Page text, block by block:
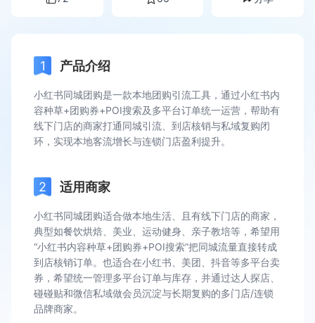
产品介绍
小红书同城团购是一款本地团购引流工具，通过小红书内
容种草+团购券+POI搜索及多平台订单统一运营，帮助有
线下门店的商家打通同城引流、到店核销与私域复购闭
环，实现本地客流增长与连锁门店盈利提升。
适用商家
小红书同城团购适合做本地生活、且有线下门店的商家，
典型如餐饮烘焙、美业、运动健身、亲子教培等，希望用
“小红书内容种草+团购券+POI搜索”把同城流量直接转成
到店核销订单。也适合在小红书、美团、抖音等多平台卖
券，希望统一管理多平台订单与库存，并通过达人探店、
碰碰贴和微信私域做会员沉淀与长期复购的多门店/连锁
品牌商家。